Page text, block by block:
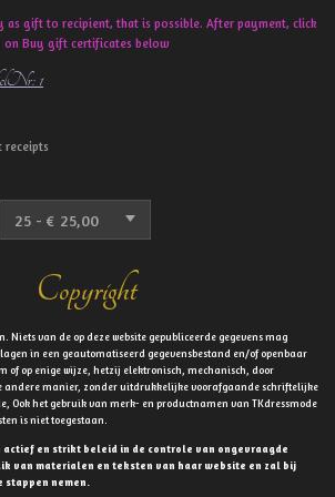
as gift to recipient, that is possible. After payment, click
on Buy gift certificates below
1
Copyright
Niets van de op deze website gepubliceerde gegevens mag
in een geautomatiseerd gegevensbestand en/of openbaar
of op enige wijze, hetzij elektronisch, mechanisch, door
andere manier, zonder uitdrukkelijke voorafgaande schriftelijke
Ook het gebruik van merk- en productnamen van TKdressmode
is niet toegestaan.
actief en strikt beleid in de controle van ongevraagde
van materialen en teksten van haar website en zal bij
nemen.